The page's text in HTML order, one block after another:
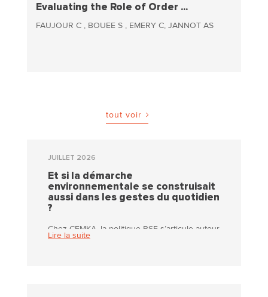
Evaluating the Role of Order ...
FAUJOUR C , BOUEE S , EMERY C, JANNOT AS
tout voir
JUILLET 2026
Et si la démarche
environnementale se construisait
aussi dans les gestes du quotidien
?
Chez CEMKA, la politique RSE s’articule autour
de trois piliers : social, éthique et
Lire la suite